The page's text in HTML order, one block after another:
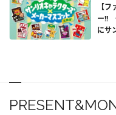
【
ー!!
にサ